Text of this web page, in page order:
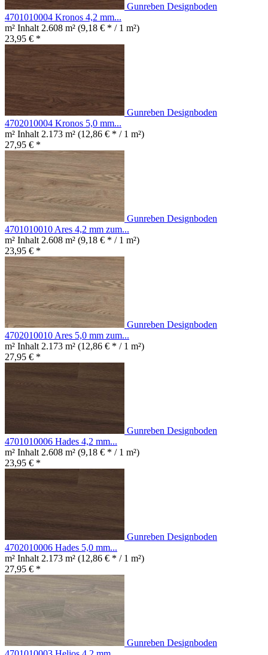
Gunreben Designboden
4701010004 Kronos 4,2 mm...
m² Inhalt 2.608 m² (9,18 € * / 1 m²)
23,95 € *
Gunreben Designboden
4702010004 Kronos 5,0 mm...
m² Inhalt 2.173 m² (12,86 € * / 1 m²)
27,95 € *
Gunreben Designboden
4701010010 Ares 4,2 mm zum...
m² Inhalt 2.608 m² (9,18 € * / 1 m²)
23,95 € *
Gunreben Designboden
4702010010 Ares 5,0 mm zum...
m² Inhalt 2.173 m² (12,86 € * / 1 m²)
27,95 € *
Gunreben Designboden
4701010006 Hades 4,2 mm...
m² Inhalt 2.608 m² (9,18 € * / 1 m²)
23,95 € *
Gunreben Designboden
4702010006 Hades 5,0 mm...
m² Inhalt 2.173 m² (12,86 € * / 1 m²)
27,95 € *
Gunreben Designboden